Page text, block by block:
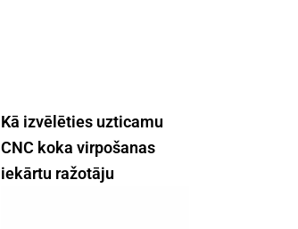
Kā izvēlēties uzticamu
CNC koka virpošanas
iekārtu ražotāju